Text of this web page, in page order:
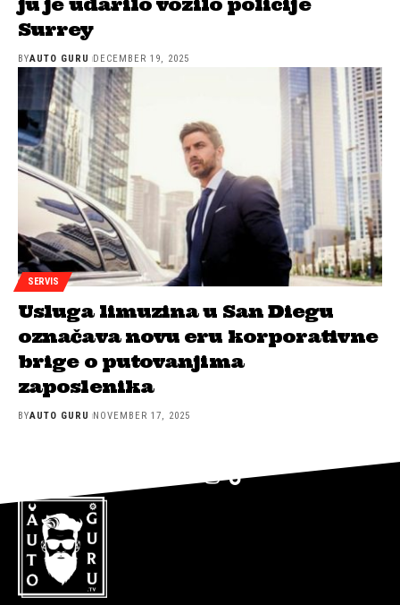
Surrey
BYAUTO GURU DECEMBER 19, 2025
SERVIS
Usluga limuzina u San Diegu
označava novu eru korporativne
brige o putovanjima
zaposlenika
BYAUTO GURU NOVEMBER 17, 2025